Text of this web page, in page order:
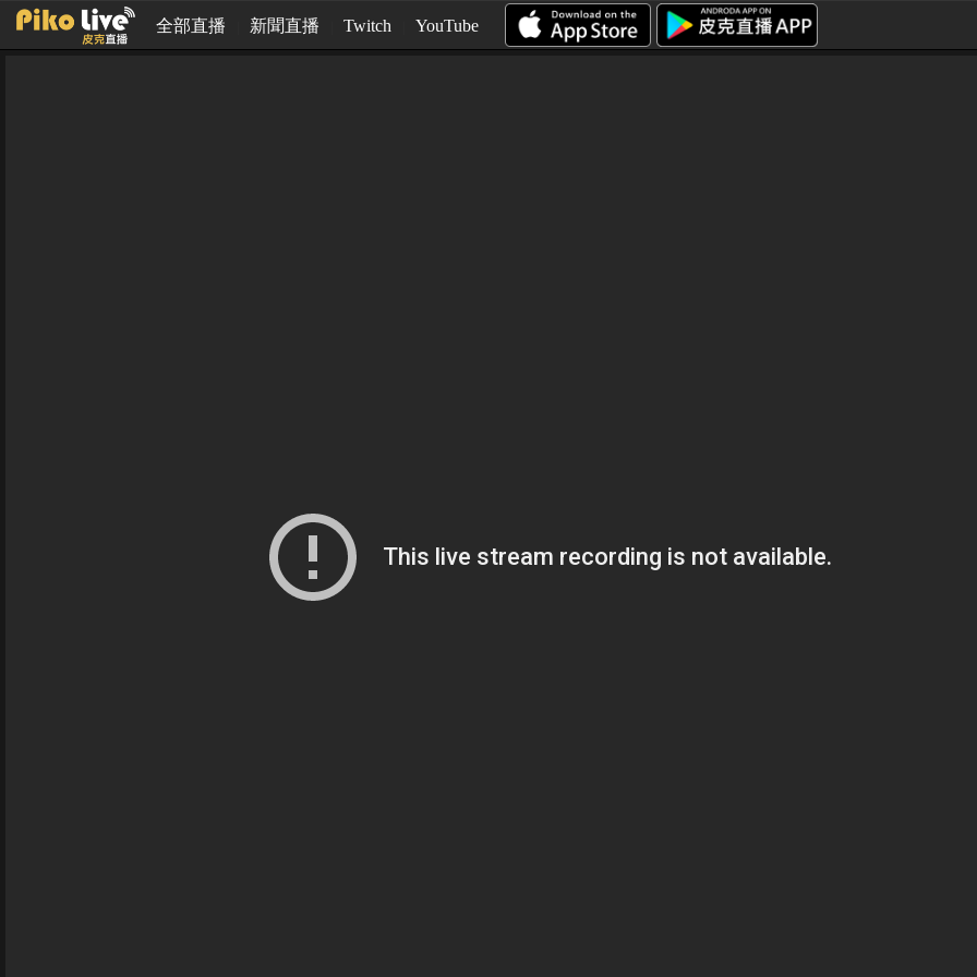
全部直播 新聞直播 Twitch YouTube